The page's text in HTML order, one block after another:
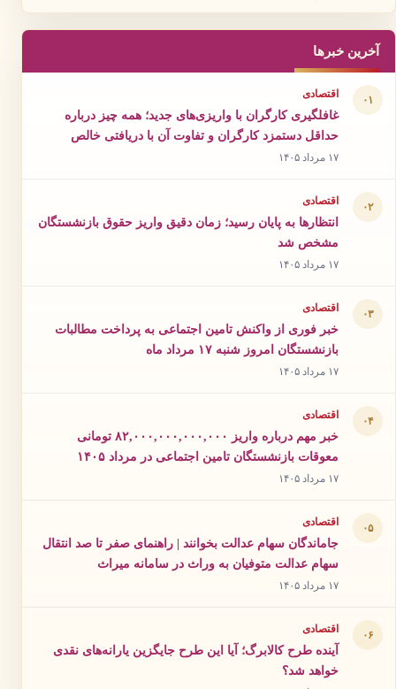
آخرین خبرها
۰۱ اقتصادی
غافلگیری کارگران با واریزی‌های جدید؛ همه چیز درباره
حداقل دستمزد کارگران و تفاوت آن با دریافتی خالص
۱۷ مرداد ۱۴۰۵
۰۲ اقتصادی
انتظارها به پایان رسید؛ زمان دقیق واریز حقوق بازنشستگان
مشخص شد
۱۷ مرداد ۱۴۰۵
۰۳ اقتصادی
خبر فوری از واکنش تامین اجتماعی به پرداخت مطالبات
بازنشستگان امروز شنبه ۱۷ مرداد ماه
۱۷ مرداد ۱۴۰۵
۰۴ اقتصادی
خبر مهم درباره واریز ۸۲,۰۰۰,۰۰۰,۰۰۰,۰۰۰ تومانی
معوقات بازنشستگان تامین اجتماعی در مرداد ۱۴۰۵
۱۷ مرداد ۱۴۰۵
۰۵ اقتصادی
جاماندگان سهام عدالت بخوانند | راهنمای صفر تا صد انتقال
سهام عدالت متوفیان به وراث در سامانه میراث
۱۷ مرداد ۱۴۰۵
۰۶ اقتصادی
آینده طرح کالابرگ؛ آیا این طرح جایگزین یارانه‌های نقدی
خواهد شد؟